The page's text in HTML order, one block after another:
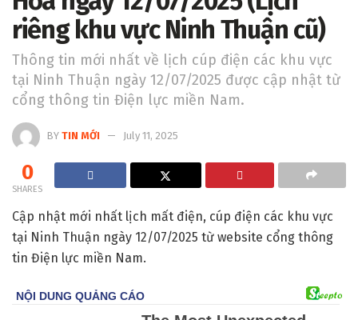
riêng khu vực Ninh Thuận cũ)
Thông tin mới nhất về lịch cúp điện các khu vực
tại Ninh Thuận ngày 12/07/2025 được cập nhật từ
cổng thông tin Điện lực miền Nam.
BY TIN MỚI July 11, 2025
0
SHARES
Cập nhật mới nhất lịch mất điện, cúp điện các khu vực
tại Ninh Thuận ngày 12/07/2025 từ website cổng thông
tin Điện lực miền Nam.